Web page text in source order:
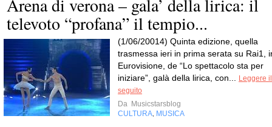
Arena di verona – gala’ della lirica: il
televoto “profana” il tempio...
(1/06/20014) Quinta edizione, quella
trasmessa ieri in prima serata su Rai1,
Eurovisione, de “Lo spettacolo sta per
iniziare”, galà della lirica, con...
Leggere il
seguito
Da Musicstarsblog
CULTURA MUSICA